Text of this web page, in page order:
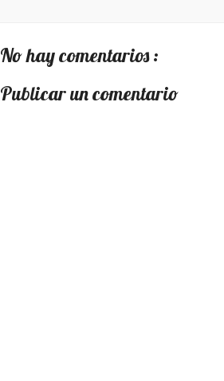
No hay comentarios :
Publicar un comentario